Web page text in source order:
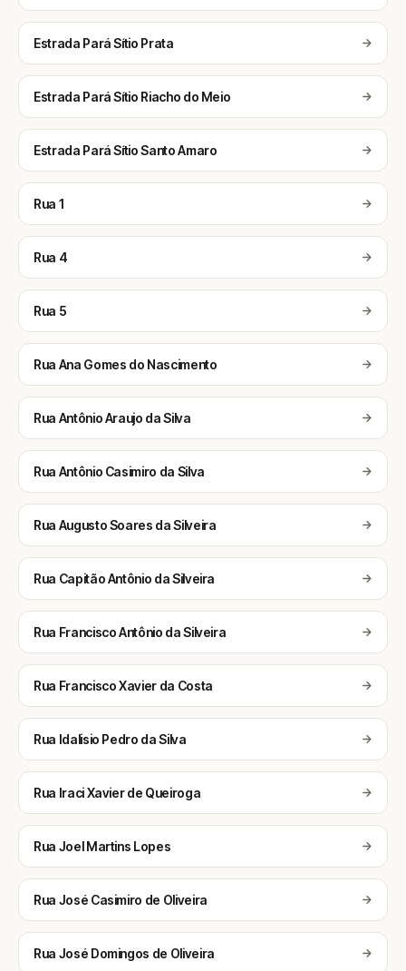
Estrada Pará Sítio Prata
Estrada Pará Sítio Riacho do Meio
Estrada Pará Sítio Santo Amaro
Rua 1
Rua 4
Rua 5
Rua Ana Gomes do Nascimento
Rua Antônio Araujo da Silva
Rua Antônio Casimiro da Silva
Rua Augusto Soares da Silveira
Rua Capitão Antônio da Silveira
Rua Francisco Antônio da Silveira
Rua Francisco Xavier da Costa
Rua Idalisio Pedro da Silva
Rua Iraci Xavier de Queiroga
Rua Joel Martins Lopes
Rua José Casimiro de Oliveira
Rua José Domingos de Oliveira